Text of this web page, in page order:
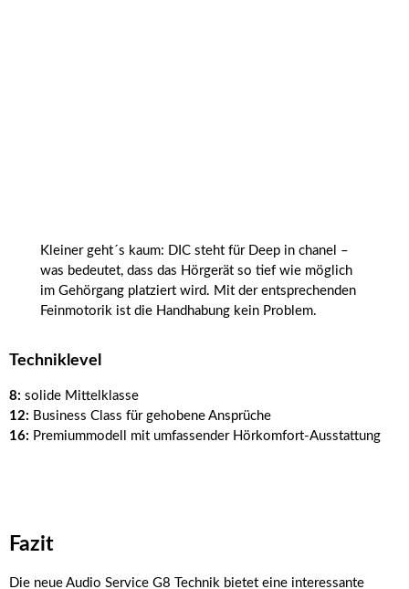
Kleiner geht´s kaum: DIC steht für Deep in chanel –
was bedeutet, dass das Hörgerät so tief wie möglich
im Gehörgang platziert wird. Mit der entsprechenden
Feinmotorik ist die Handhabung kein Problem.
Techniklevel
8: solide Mittelklasse
12: Business Class für gehobene Ansprüche
16: Premiummodell mit umfassender Hörkomfort-Ausstattung
Fazit
Die neue Audio Service G8 Technik bietet eine interessante